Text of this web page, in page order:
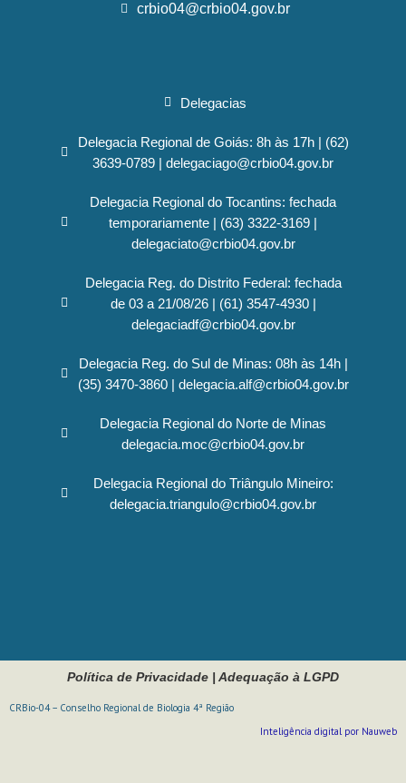
crbio04@crbio04.gov.br
Delegacias
Delegacia Regional de Goiás: 8h às 17h | (62)
3639-0789 | delegaciago@crbio04.gov.br
Delegacia Regional do Tocantins: fechada
temporariamente | (63) 3322-3169 |
delegaciato@crbio04.gov.br
Delegacia Reg. do Distrito Federal: fechada
de 03 a 21/08/26 | (61) 3547-4930 |
delegaciadf@crbio04.gov.br
Delegacia Reg. do Sul de Minas: 08h às 14h |
(35) 3470-3860 | delegacia.alf@crbio04.gov.br
Delegacia Regional do Norte de Minas
delegacia.moc@crbio04.gov.br
Delegacia Regional do Triângulo Mineiro:
delegacia.triangulo@crbio04.gov.br
Política de Privacidade Adequação à LGPD
CRBio-04 – Conselho Regional de Biologia 4ª Região
Inteligência digital por Nauweb